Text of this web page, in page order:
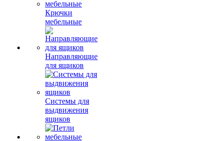
Крючки
мебельные
Направляющие
для ящиков
Системы для
выдвижения
ящиков